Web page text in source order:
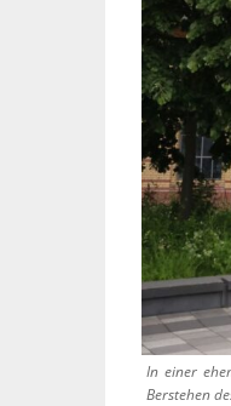
In einer
Berstehen